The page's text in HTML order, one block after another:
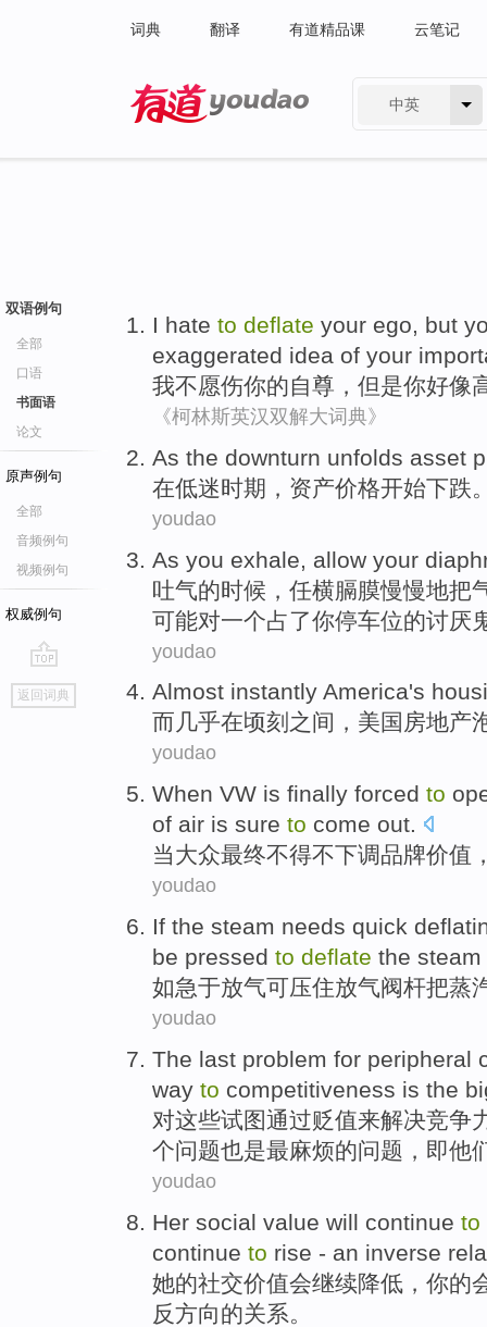
词典 翻译 有道精品课 云笔记
中英
双语例句
全部
口语
书面语
论文
原声例句
全部
音频例句
视频例句
权威例句
go
top
返回词典
I hate to deflate your ego, but
exaggerated idea of your
我不愿伤你的自尊 ， 但是你好像
《柯林斯英汉双解大词典》
As the downturn unfolds asset
在低迷时期， 资产价格开始下跌
youdao
As you exhale allow your
吐气的时候， 任横膈膜慢慢地把
可能对一个占了你停车位的讨厌
youdao
Almost instantly America's
而几乎在顷刻之间 ， 美国 房地产
youdao
When VW is finally forced to
of air is sure to come out.
当大众最终不得不下调品牌价值
youdao
If the steam needs quick
be pressed to deflate the steam
如急于放气可压住放气阀杆把蒸
youdao
The last problem for peripheral
way to competitiveness is the
对这些试图通过贬值来解决竞争
个问题也是最麻烦的问题，即他
youdao
Her social value will continue to
continue to rise - an inverse
她的社交价值会继续降低 ， 你的
反方向的关系 。